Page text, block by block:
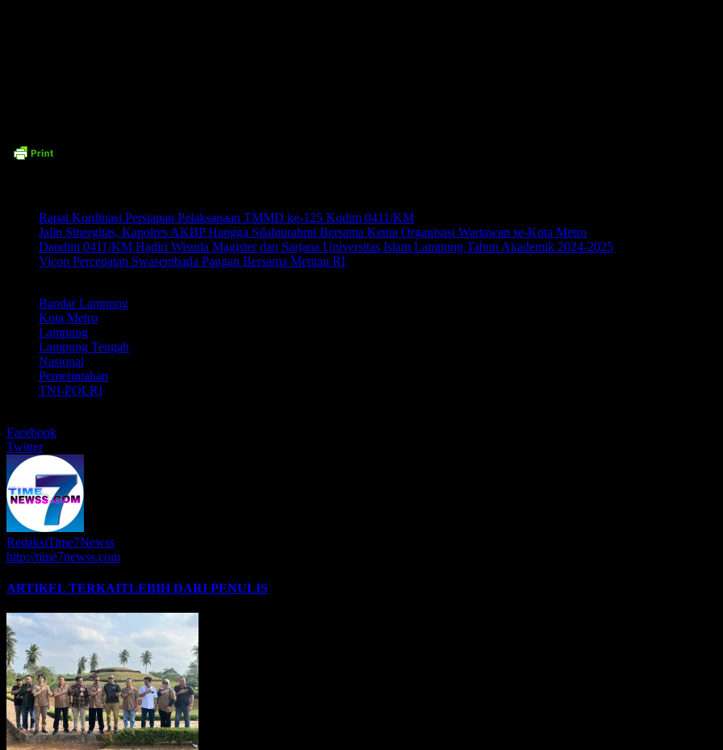
Rapat Kordinasi Persiapan Pelaksanaan TMMD ke-125 Kodim 0411/KM
Jalin Sinergitas, Kapolres AKBP Hangga Silahturahmi Bersama Ketua Organisasi Wartawan se-Kota Metro
Dandim 0411/KM Hadiri Wisuda Magister dan Sarjana Universitas Islam Lampung Tahun Akademik 2024-2025
Vicon Percepatan Swasembada Pangan Bersama Mentan RI
Bandar Lampung
Kota Metro
Lampung
Lampung Tengah
Nasional
Pemerintahan
TNI-POLRI
Facebook
Twitter
RedaksiTime7Newss
http://time7newss.com
ARTIKEL TERKAITLEBIH DARI PENULIS